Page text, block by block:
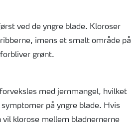
ved de yngre blade. Kloroser
imens et smalt område på
grønt.
med jernmangel, hvilket
på yngre blade. Hvis
vil klorose mellem bladnernerne